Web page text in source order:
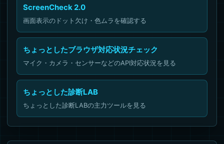
ScreenCheck 2.0
画面表示のドット欠け・色ムラを確認する
ちょっとしたブラウザ対応状況チェック
マイク・カメラ・センサーなどのAPI対応状況を見る
ちょっとした診断LAB
ちょっとした診断LABの主力ツールを見る